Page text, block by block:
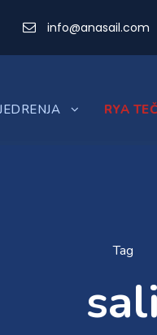
info@anasail.com
RYA
Tag
sali